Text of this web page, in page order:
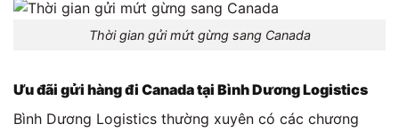
Thời gian gửi mứt gừng sang Canada
Ưu đãi gửi hàng đi Canada tại Bình Dương Logistics
Bình Dương Logistics thường xuyên có các chương